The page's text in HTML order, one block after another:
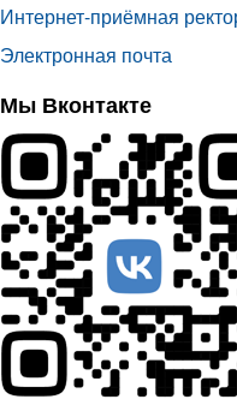
Интернет-приёмная
Электронная почта
Мы Вконтакте